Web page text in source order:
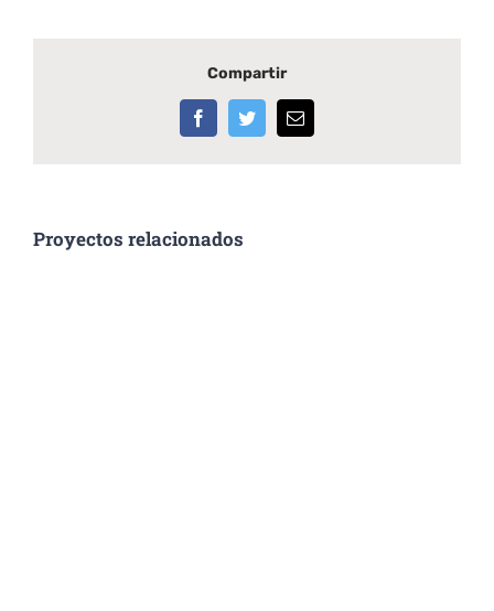
Compartir
FacebookTwitterCorreo
electrónico
Proyectos relacionados